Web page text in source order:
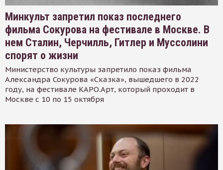
Минкульт запретил показ последнего
фильма Сокурова на фестивале в Москве. В
нем Сталин, Черчилль, Гитлер и Муссолини
спорят о жизни
Министерство культуры запретило показ фильма
Александра Сокурова «Сказка», вышедшего в 2022
году, на фестивале КАРО.Арт, который проходит в
Москве с 10 по 15 октября